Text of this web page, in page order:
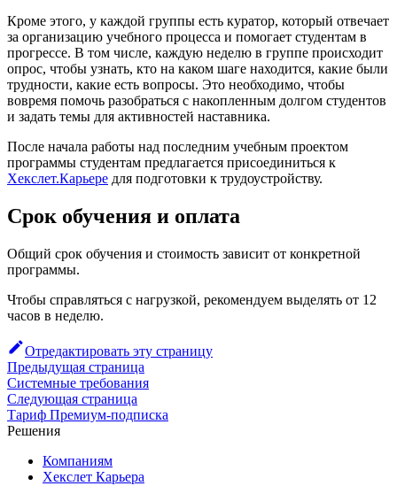
Кроме этого, у каждой группы есть куратор, который отвечает
за организацию учебного процесса и помогает студентам в
прогрессе. В том числе, каждую неделю в группе происходит
опрос, чтобы узнать, кто на каком шаге находится, какие были
трудности, какие есть вопросы. Это необходимо, чтобы
вовремя помочь разобраться с накопленным долгом студентов
и задать темы для активностей наставника.
После начала работы над последним учебным проектом
программы студентам предлагается присоединиться к
Хекслет.Карьере для подготовки к трудоустройству.
Срок обучения и оплата
Общий срок обучения и стоимость зависит от конкретной
программы.
Чтобы справляться с нагрузкой, рекомендуем выделять от 12
часов в неделю.
Отредактировать эту страницу
Предыдущая страница
Системные требования
Следующая страница
Тариф Премиум-подписка
Решения
Компаниям
Хекслет Карьера